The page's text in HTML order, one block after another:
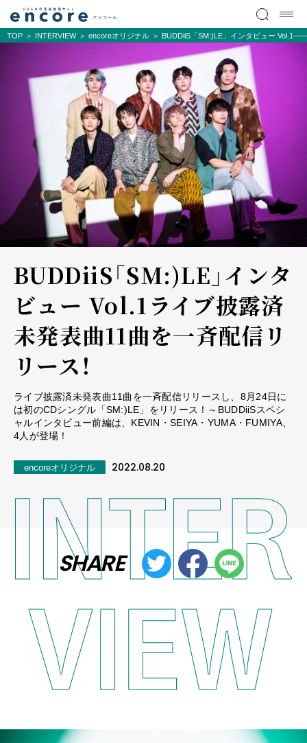
TOP INTERVIEW encoreオリジナル BUDDiiS「SM:)LE」インタビュー
BUDDiiS「SM:)LE」インタ
ビュー Vol.1――ライブ披露済
未発表曲11曲を一斉配信リ
リース！
ライブ披露済未発表曲11曲を一斉配信リリースし、8月24日に
は初のCDシングル「SM:)LE」をリリース！～BUDDiiSスペシ
ャルインタビュー前編は、KEVIN・SEIYA・YUMA・FUMIYA、
4人が登場！
encoreオリジナル 2022.08.20
SHARE